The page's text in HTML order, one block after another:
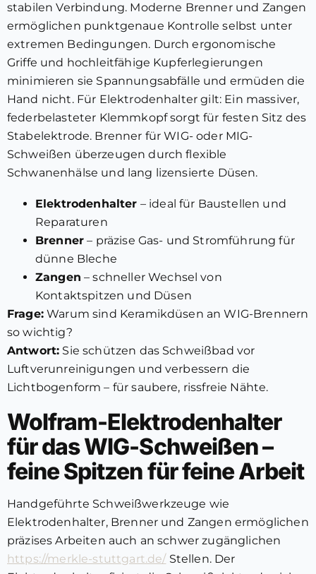
stabilen Verbindung. Moderne Brenner und Zangen
ermöglichen punktgenaue Kontrolle selbst unter
extremen Bedingungen. Durch ergonomische
Griffe und hochleitfähige Kupferlegierungen
minimieren sie Spannungsabfälle und ermüden die
Hand nicht. Für Elektrodenhalter gilt: Ein massiver,
federbelasteter Klemmkopf sorgt für festen Sitz des
Stabelektrode. Brenner für WIG- oder MIG-
Schweißen überzeugen durch flexible
Schwanenhälse und lang lizensierte Düsen.
Elektrodenhalter – ideal für Baustellen und
Reparaturen
Brenner – präzise Gas- und Stromführung für
dünne Bleche
Zangen – schneller Wechsel von
Kontaktspitzen und Düsen
Frage:Warum sind Keramikdüsen an WIG-Brennern
so wichtig?
Antwort: Sie schützen das Schweißbad vor
Luftverunreinigungen und verbessern die
Lichtbogenform – für saubere, rissfreie Nähte.
Wolfram-Elektrodenhalter
für das WIG-Schweißen –
feine Spitzen für feine Arbeit
Handgeführte Schweißwerkzeuge wie
Elektrodenhalter, Brenner und Zangen ermöglichen
präzises Arbeiten auch an schwer zugänglichen
https://merkle-stuttgart.de/ Stellen. Der